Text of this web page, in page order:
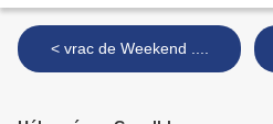
< vrac de Weekend ....